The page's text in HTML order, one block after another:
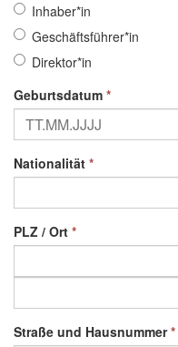
Inhaber*in
Geschäftsführer*in
Direktor*in
Geburtsdatum *
Nationalität *
PLZ / Ort *
Straße und Hausnummer*